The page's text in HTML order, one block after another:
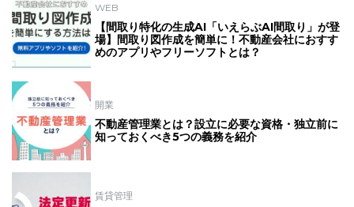
WEB
【間取り特化の生成AI「いえらぶAI間取り」が登
場】間取り図作成を簡単に！不動産会社におすす
めのアプリやフリーソフトとは？
開業
不動産管理業とは？設立に必要な資格・独立前に
知っておくべき5つの義務を紹介
賃貸管理